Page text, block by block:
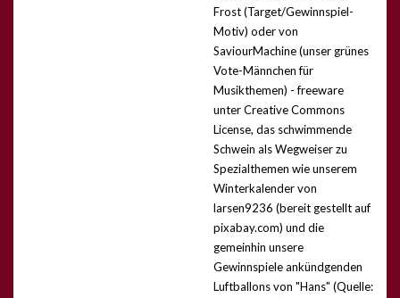
Frost (Target/Gewinnspiel-
Motiv) oder von
SaviourMachine (unser grünes
Vote-Männchen für
Musikthemen) - freeware
unter Creative Commons
License, das schwimmende
Schwein als Wegweiser zu
Spezialthemen wie unserem
Winterkalender von
larsen9236 (bereit gestellt auf
pixabay.com) und die
gemeinhin unsere
Gewinnspiele ankündgenden
Luftballons von "Hans" (Quelle: